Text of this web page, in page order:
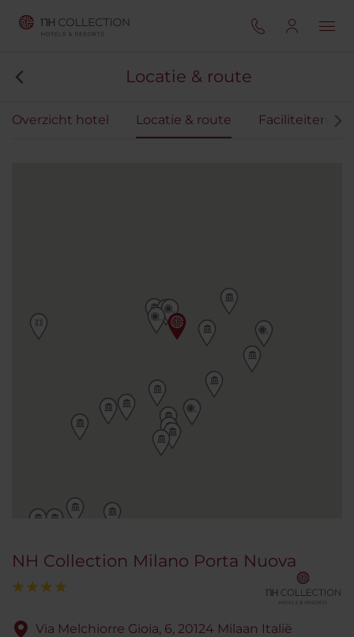
Locatie & route
Overzicht hotel Locatie & route Faciliteiten
NH Collection Milano Porta Nuova
Via Melchiorre Gioia, 6, 20124 Milaan Italië